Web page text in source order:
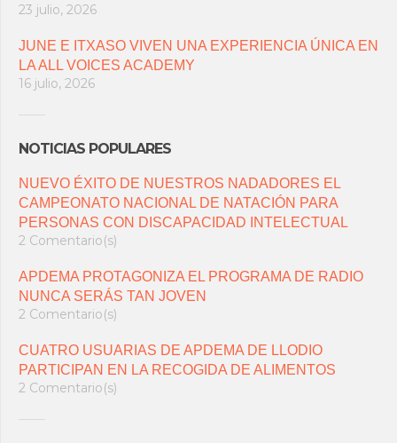
23 julio, 2026
JUNE E ITXASO VIVEN UNA EXPERIENCIA ÚNICA EN
LA ALL VOICES ACADEMY
16 julio, 2026
NOTICIAS POPULARES
NUEVO ÉXITO DE NUESTROS NADADORES EL
CAMPEONATO NACIONAL DE NATACIÓN PARA
PERSONAS CON DISCAPACIDAD INTELECTUAL
2 Comentario(s)
APDEMA PROTAGONIZA EL PROGRAMA DE RADIO
NUNCA SERÁS TAN JOVEN
2 Comentario(s)
CUATRO USUARIAS DE APDEMA DE LLODIO
PARTICIPAN EN LA RECOGIDA DE ALIMENTOS
2 Comentario(s)